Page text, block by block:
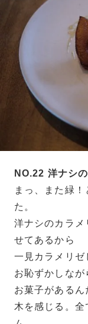
NO.22 洋ナシ
まっ、また緑
た。
洋ナシのカラメ
せてあるから
一見カラメリゼ
お恥ずかしな
お菓子がある
木を感じる。